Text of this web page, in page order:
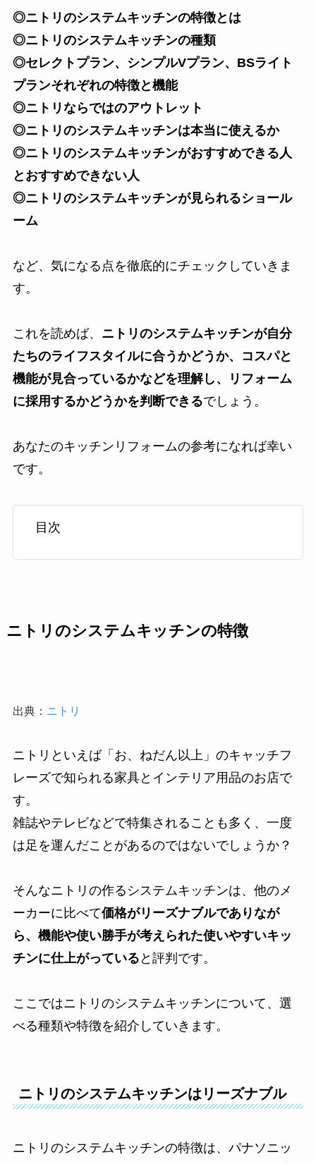
◎ニトリのシステムキッチンの特徴とは
◎ニトリのシステムキッチンの種類
◎セレクトプラン、シンプルVプラン、BSライト
プランそれぞれの特徴と機能
◎ニトリならではのアウトレット
◎ニトリのシステムキッチンは本当に使えるか
◎ニトリのシステムキッチンがおすすめできる人
とおすすめできない人
◎ニトリのシステムキッチンが見られるショール
ーム
など、気になる点を徹底的にチェックしていきま
す。
これを読めば、 ニトリのシステムキッチンが自分
たちのライフスタイルに合うかどうか、コスパと
機能が見合っているかなどを理解し、リフォーム
に採用するかどうかを判断できるでしょう。
あなたのキッチンリフォームの参考になれば幸い
です。
目次
ニトリのシステムキッチンの特徴
出典： ニトリ
ニトリといえば「お、ねだん以上」のキャッチフ
レーズで知られる家具とインテリア用品のお店で
す。
雑誌やテレビなどで特集されることも多く、一度
は足を運んだことがあるのではないでしょうか？
そんなニトリの作るシステムキッチンは、他のメ
ーカーに比べて価格がリーズナブルでありなが
ら、機能や使い勝手が考えられた使いやすいキッ
チンに仕上がっている と評判です。
ここではニトリのシステムキッチンについて、選
べる種類や特徴を紹介していきます。
ニトリのシステムキッチンはリーズナブル
ニトリのシステムキッチンの特徴は、パナソニッ